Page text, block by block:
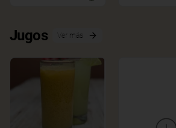
Jugos Ver más